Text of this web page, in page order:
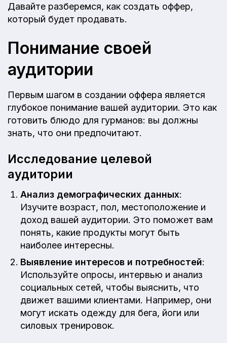
Давайте разберемся, как создать оффер,
который будет продавать.
Понимание своей
аудитории
Первым шагом в создании оффера является
глубокое понимание вашей аудитории. Это как
готовить блюдо для гурманов: вы должны
знать, что они предпочитают.
Исследование целевой
аудитории
Анализ демографических данных:
Изучите возраст, пол, местоположение и
доход вашей аудитории. Это поможет вам
понять, какие продукты могут быть
наиболее интересны.
Выявление интересов и потребностей:
Используйте опросы, интервью и анализ
социальных сетей, чтобы выяснить, что
движет вашими клиентами. Например, они
могут искать одежду для бега, йоги или
силовых тренировок.